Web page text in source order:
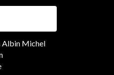
Albin Michel